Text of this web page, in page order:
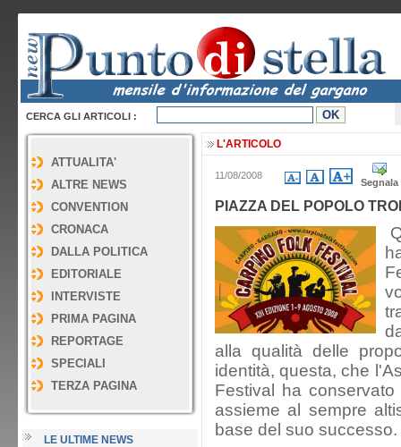
CERCA GLI ARTICOLI :
ATTUALITA'
ALTRE NEWS
CONVENTION
CRONACA
DALLA POLITICA
EDITORIALE
INTERVISTE
PRIMA PAGINA
REPORTAGE
SPECIALI
TERZA PAGINA
LE ULTIME NEWS
L'ARTICOLO
11/08/2008
Segnala
PIAZZA DEL POPOLO
alla qualità delle
identità, questa, che
Festival ha
assieme al sempre
base del suo successo.